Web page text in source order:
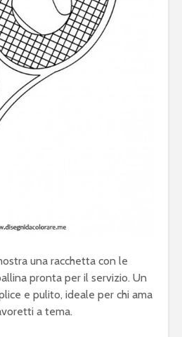
una racchetta con le
pronta per il servizio. Un
e pulito, ideale per chi ama
a tema.